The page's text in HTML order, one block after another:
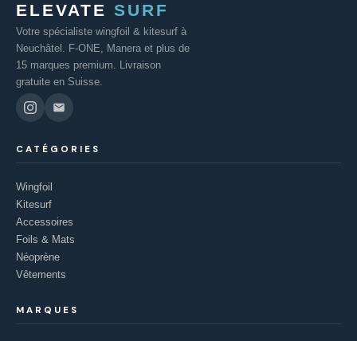
ELEVATE SURF
Votre spécialiste wingfoil & kitesurf à
Neuchâtel. F-ONE, Manera et plus de
15 marques premium. Livraison
gratuite en Suisse.
CATÉGORIES
Wingfoil
Kitesurf
Accessoires
Foils & Mats
Néoprène
Vêtements
MARQUES